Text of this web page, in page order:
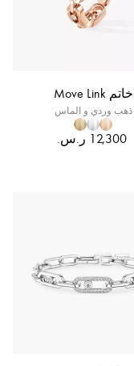
خاتم Move Link
ذهب وردي و الماس
‏12,300 ر.س.‏